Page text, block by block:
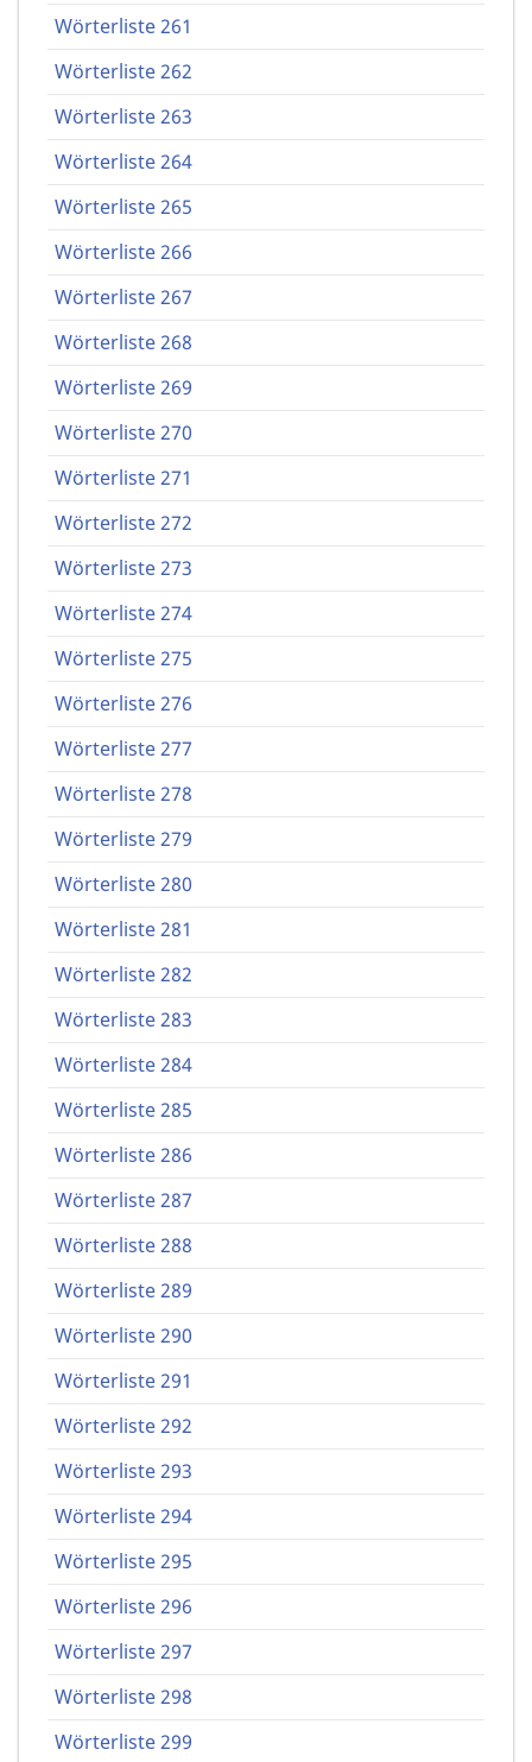
Wörterliste 261
Wörterliste 262
Wörterliste 263
Wörterliste 264
Wörterliste 265
Wörterliste 266
Wörterliste 267
Wörterliste 268
Wörterliste 269
Wörterliste 270
Wörterliste 271
Wörterliste 272
Wörterliste 273
Wörterliste 274
Wörterliste 275
Wörterliste 276
Wörterliste 277
Wörterliste 278
Wörterliste 279
Wörterliste 280
Wörterliste 281
Wörterliste 282
Wörterliste 283
Wörterliste 284
Wörterliste 285
Wörterliste 286
Wörterliste 287
Wörterliste 288
Wörterliste 289
Wörterliste 290
Wörterliste 291
Wörterliste 292
Wörterliste 293
Wörterliste 294
Wörterliste 295
Wörterliste 296
Wörterliste 297
Wörterliste 298
Wörterliste 299